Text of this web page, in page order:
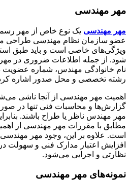
مهر مهندسی
مهر مهندسی یک نوع خاص از مهر
عضو سازمان نظام مهندسی طراحی
ویژگی‌های خاصی است و باید طبق
شود. از جمله اطلاعات ضروری در
نام خانوادگی مهندس، شماره عضویت
رشته تخصصی و محل صدور اشاره
اهمیت مهر مهندسی از آنجا ناشی
گزارش‌ها و محاسبات فنی تنها در
مهر مهندس ناظر یا طراح باشند.
مطابق با مقررات مهر مهندسی از
است. علاوه بر این، وجود مهر
افزایش اعتبار مدارک فنی و سهولت
نظارتی و اجرایی می‌شود.
نمونه‌های مهر مهندسی